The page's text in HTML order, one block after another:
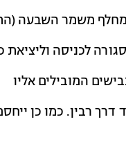
לכניסה וליציאת
המובילים אליו
דרך רבין. כמו כן